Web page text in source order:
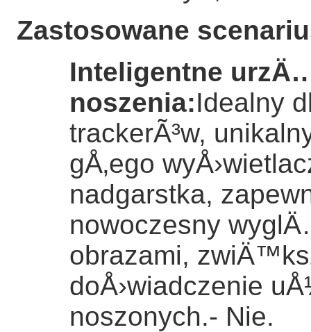
Zastosowane
Inteligentne
noszenia:Idealny
trackerÃ³w,
gÅ‚ego
nadgarstka,
nowoczesny
obrazami,
doÅ›wiadczenie
noszonych.- Nie.